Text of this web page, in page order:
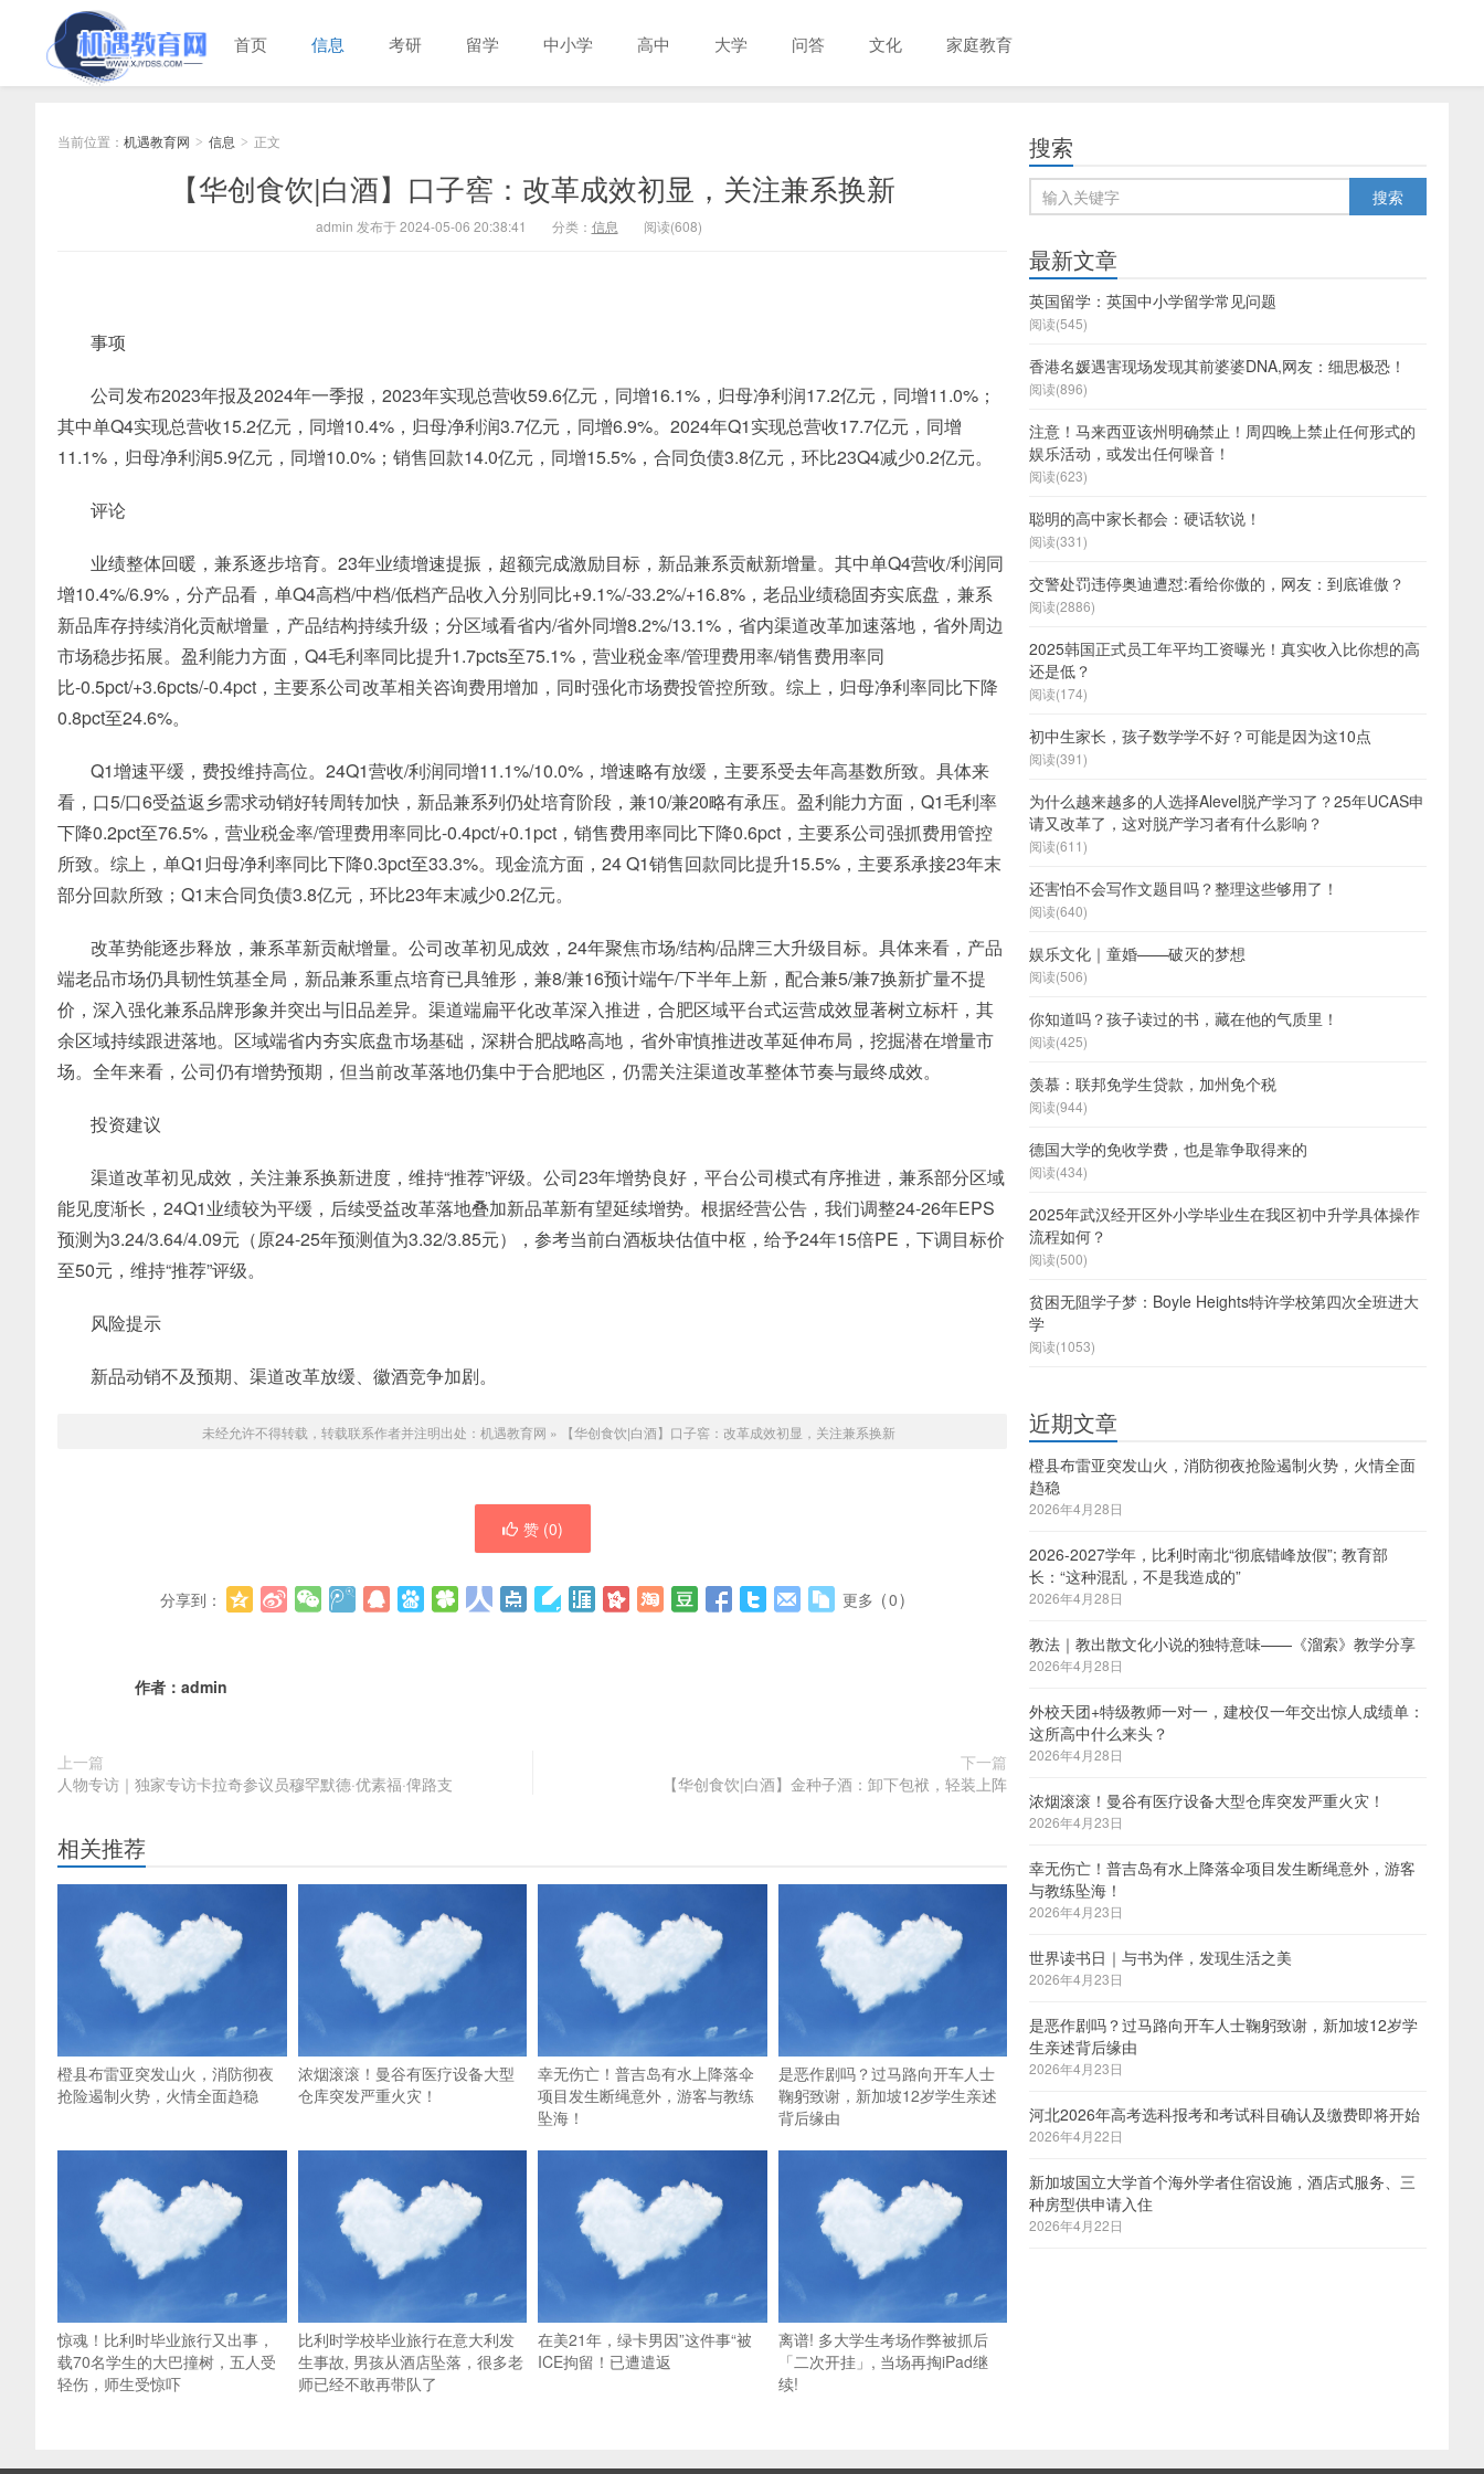
首页 信息 考研 留学 中小学 高中 大学 问答 文化 家庭教育
当前位置： 机遇教育网 > 信息 > 正文
【华创食饮|白酒】口子窖：改革成效初显，关注兼系换新
admin 发布于 2024-05-06 20:38:41 分类： 信息 阅读(608)
事项
公司发布2023年报及2024年一季报，2023年实现总营收59.6亿元，同增16.1%，归母净利润17.2亿元，同增11.0%；
其中单Q4实现总营收15.2亿元，同增10.4%，归母净利润3.7亿元，同增6.9%。2024年Q1实现总营收17.7亿元，同增
11.1%，归母净利润5.9亿元，同增10.0%；销售回款14.0亿元，同增15.5%，合同负债3.8亿元，环比23Q4减少0.2亿元。
评论
业绩整体回暖，兼系逐步培育。23年业绩增速提振，超额完成激励目标，新品兼系贡献新增量。其中单Q4营收/利润同
增10.4%/6.9%，分产品看，单Q4高档/中档/低档产品收入分别同比+9.1%/-33.2%/+16.8%，老品业绩稳固夯实底盘，兼系
新品库存持续消化贡献增量，产品结构持续升级；分区域看省内/省外同增8.2%/13.1%，省内渠道改革加速落地，省外周边
市场稳步拓展。盈利能力方面，Q4毛利率同比提升1.7pcts至75.1%，营业税金率/管理费用率/销售费用率同
比-0.5pct/+3.6pcts/-0.4pct，主要系公司改革相关咨询费用增加，同时强化市场费投管控所致。综上，归母净利率同比下降
0.8pct至24.6%。
Q1增速平缓，费投维持高位。24Q1营收/利润同增11.1%/10.0%，增速略有放缓，主要系受去年高基数所致。具体来
看，口5/口6受益返乡需求动销好转周转加快，新品兼系列仍处培育阶段，兼10/兼20略有承压。盈利能力方面，Q1毛利率
下降0.2pct至76.5%，营业税金率/管理费用率同比-0.4pct/+0.1pct，销售费用率同比下降0.6pct，主要系公司强抓费用管控
所致。综上，单Q1归母净利率同比下降0.3pct至33.3%。现金流方面，24 Q1销售回款同比提升15.5%，主要系承接23年末
部分回款所致；Q1末合同负债3.8亿元，环比23年末减少0.2亿元。
改革势能逐步释放，兼系革新贡献增量。公司改革初见成效，24年聚焦市场/结构/品牌三大升级目标。具体来看，产品
端老品市场仍具韧性筑基全局，新品兼系重点培育已具雏形，兼8/兼16预计端午/下半年上新，配合兼5/兼7换新扩量不提
价，深入强化兼系品牌形象并突出与旧品差异。渠道端扁平化改革深入推进，合肥区域平台式运营成效显著树立标杆，其
余区域持续跟进落地。区域端省内夯实底盘市场基础，深耕合肥战略高地，省外审慎推进改革延伸布局，挖掘潜在增量市
场。全年来看，公司仍有增势预期，但当前改革落地仍集中于合肥地区，仍需关注渠道改革整体节奏与最终成效。
投资建议
渠道改革初见成效，关注兼系换新进度，维持“推荐”评级。公司23年增势良好，平台公司模式有序推进，兼系部分区域
能见度渐长，24Q1业绩较为平缓，后续受益改革落地叠加新品革新有望延续增势。根据经营公告，我们调整24-26年EPS
预测为3.24/3.64/4.09元（原24-25年预测值为3.32/3.85元），参考当前白酒板块估值中枢，给予24年15倍PE，下调目标价
至50元，维持“推荐”评级。
风险提示
新品动销不及预期、渠道改革放缓、徽酒竞争加剧。
未经允许不得转载，转载联系作者并注明出处： 机遇教育网 » 【华创食饮|白酒】口子窖：改革成效初显，关注兼系换新
赞 (0)
分享到： 更多 (0)
作者： admin
上一篇
人物专访｜独家专访卡拉奇参议员穆罕默德·优素福·俾路支
下一篇
【华创食饮|白酒】金种子酒：卸下包袱，轻装上阵
相关推荐
橙县布雷亚突发山火，消防彻夜
抢险遏制火势，火情全面趋稳
浓烟滚滚！曼谷有医疗设备大型
仓库突发严重火灾！
幸无伤亡！普吉岛有水上降落伞
项目发生断绳意外，游客与教练
坠海！
是恶作剧吗？过马路向开车人士
鞠躬致谢，新加坡12岁学生亲述
背后缘由
惊魂！比利时毕业旅行又出事，
载70名学生的大巴撞树，五人受
轻伤，师生受惊吓
比利时学校毕业旅行在意大利发
生事故, 男孩从酒店坠落，很多老
师已经不敢再带队了
在美21年，绿卡男因”这件事“被
ICE拘留！已遭遣返
离谱! 多大学生考场作弊被抓后
「二次开挂」, 当场再掏iPad继
续!
搜索
最新文章
英国留学：英国中小学留学常见问题
阅读(545)
香港名媛遇害现场发现其前婆婆DNA,网友：细思极恐！
阅读(896)
注意！马来西亚该州明确禁止！周四晚上禁止任何形式的
娱乐活动，或发出任何噪音！
阅读(623)
聪明的高中家长都会：硬话软说！
阅读(331)
交警处罚违停奥迪遭怼:看给你傲的，网友：到底谁傲？
阅读(2886)
2025韩国正式员工年平均工资曝光！真实收入比你想的高
还是低？
阅读(174)
初中生家长，孩子数学学不好？可能是因为这10点
阅读(391)
为什么越来越多的人选择Alevel脱产学习了？25年UCAS申
请又改革了，这对脱产学习者有什么影响？
阅读(611)
还害怕不会写作文题目吗？整理这些够用了！
阅读(640)
娱乐文化｜童婚——破灭的梦想
阅读(506)
你知道吗？孩子读过的书，藏在他的气质里！
阅读(425)
羡慕：联邦免学生贷款，加州免个税
阅读(944)
德国大学的免收学费，也是靠争取得来的
阅读(434)
2025年武汉经开区外小学毕业生在我区初中升学具体操作
流程如何？
阅读(500)
贫困无阻学子梦：Boyle Heights特许学校第四次全班进大
学
阅读(1053)
近期文章
橙县布雷亚突发山火，消防彻夜抢险遏制火势，火情全面
趋稳
2026年4月28日
2026-2027学年，比利时南北“彻底错峰放假”; 教育部
长：“这种混乱，不是我造成的”
2026年4月28日
教法｜教出散文化小说的独特意味——《溜索》教学分享
2026年4月28日
外校天团+特级教师一对一，建校仅一年交出惊人成绩单：
这所高中什么来头？
2026年4月28日
浓烟滚滚！曼谷有医疗设备大型仓库突发严重火灾！
2026年4月23日
幸无伤亡！普吉岛有水上降落伞项目发生断绳意外，游客
与教练坠海！
2026年4月23日
世界读书日｜与书为伴，发现生活之美
2026年4月23日
是恶作剧吗？过马路向开车人士鞠躬致谢，新加坡12岁学
生亲述背后缘由
2026年4月23日
河北2026年高考选科报考和考试科目确认及缴费即将开始
2026年4月22日
新加坡国立大学首个海外学者住宿设施，酒店式服务、三
种房型供申请入住
2026年4月22日